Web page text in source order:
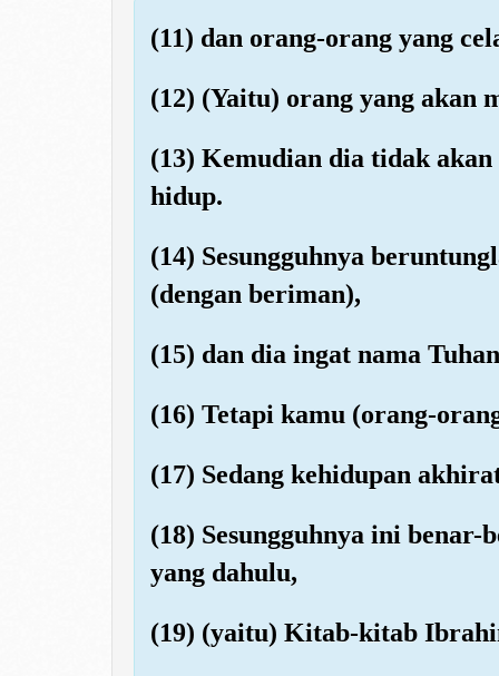
(11) dan orang-orang yang
(12) (Yaitu) orang yang akan
(13) Kemudian dia tidak
hidup.
(14) Sesungguhnya
(dengan beriman),
(15) dan dia ingat nama
(16) Tetapi kamu (orang-
(17) Sedang kehidupan
(18) Sesungguhnya ini
yang dahulu,
(19) (yaitu) Kitab-kitab